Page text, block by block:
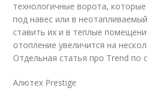
технологичные ворота,
под навес или в
ставить их и в теплые
отопление увеличится на
Отдельная статья про Trend по
Алютех Prestige